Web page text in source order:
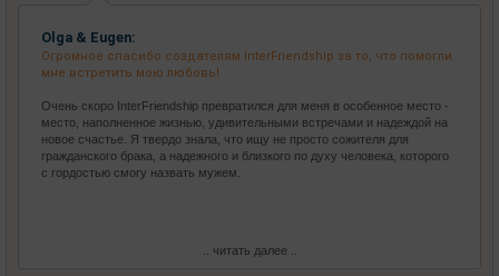
Olga & Eugen:
Огромное спасибо создателям InterFriendship за то, что помогли
мне встретить мою любовь!
Очень скоро InterFriendship превратился для меня в особенное место -
место, наполненное жизнью, удивительными встречами и надеждой на
новое счастье. Я твердо знала, что ищу не просто сожителя для
гражданского брака, а надежного и близкого по духу человека, которого
с гордостью смогу назвать мужем.
.. читать далее ..